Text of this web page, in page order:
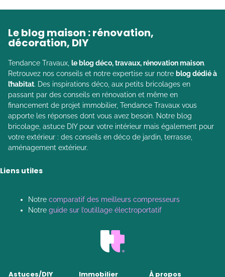
Le blog maison : rénovation,
décoration, DIY
Tendance Travaux, le blog déco, travaux, rénovation maison.
Retrouvez nos conseils et notre expertise sur notre blog dédié à
l’habitat. Des inspirations déco, aux petits bricolages en
passant par des conseils en rénovation et même en
financement de projet immobilier, Tendance Travaux vous
apporte les réponses dont vous avez besoin. Notre blog
bricolage, astuce DIY pour votre intérieur mais également pour
votre extérieur : des conseils en déco de jardin, terrasse,
aménagement extérieur.
Liens utiles
Notre comparatif des meilleurs compresseurs
Notre guide sur l’outillage électroportatif
Astuces/DIY Immobilier À propos